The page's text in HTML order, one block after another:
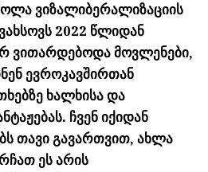
ვიზალიბერალიზაციის
2022 წლიდან
მოვლენები,
ევროკავშირთან
ხალხისა და
ჩვენ იქიდან
თავი გავართვით, ახლა
ეს არის